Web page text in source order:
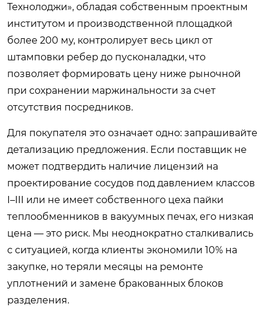
Технолоджи», обладая собственным проектным
институтом и производственной площадкой
более 200 му, контролирует весь цикл от
штамповки ребер до пусконаладки, что
позволяет формировать цену ниже рыночной
при сохранении маржинальности за счет
отсутствия посредников.
Для покупателя это означает одно: запрашивайте
детализацию предложения. Если поставщик не
может подтвердить наличие лицензий на
проектирование сосудов под давлением классов
I–III или не имеет собственного цеха пайки
теплообменников в вакуумных печах, его низкая
цена — это риск. Мы неоднократно сталкивались
с ситуацией, когда клиенты экономили 10% на
закупке, но теряли месяцы на ремонте
уплотнений и замене бракованных блоков
разделения.